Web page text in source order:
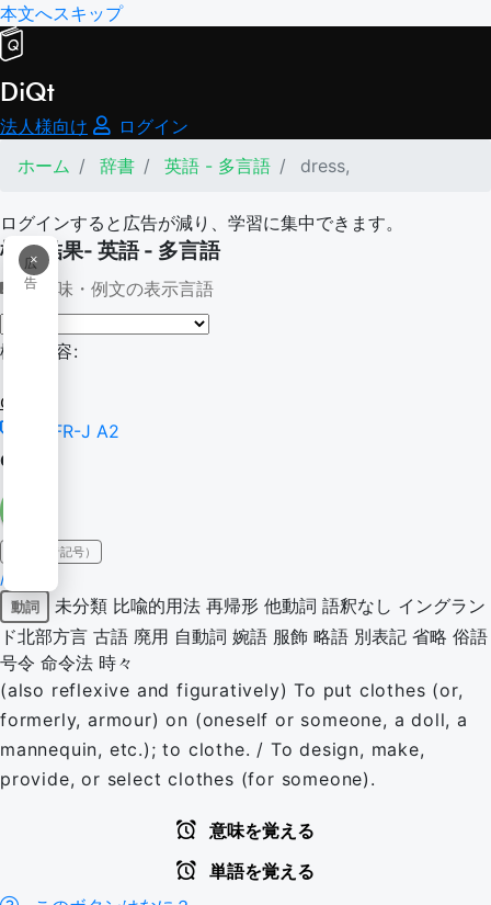
本文へスキップ
DiQt
法人様向け
ログイン
ホーム
辞書 英語 - 多言語 dress,
ログインすると広告が減り、学習に集中できます。
×
広
告
検索結果- 英語 - 多言語
意味・例文の表示言語
検索内容:
dress,
CEFR-J A2
dress
IPA（発音記号）
/dɹɛs/
動詞 未分類 比喩的用法 再帰形 他動詞 語釈なし イングラン
ド北部方言 古語 廃用 自動詞 婉語 服飾 略語 別表記 省略 俗語
号令 命令法 時々
(also reflexive and figuratively) To put clothes (or,
formerly, armour) on (oneself or someone, a doll, a
mannequin, etc.); to clothe. / To design, make,
provide, or select clothes (for someone).
意味を覚える
単語を覚える